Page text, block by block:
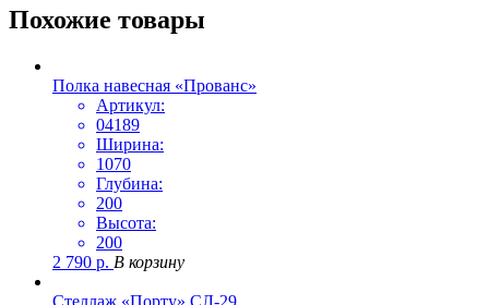
Похожие товары
Полка навесная «Прованс»
Артикул:
04189
Ширина:
1070
Глубина:
200
Высота:
200
2 790 р. В корзину
Стеллаж «Порту» СЛ-29